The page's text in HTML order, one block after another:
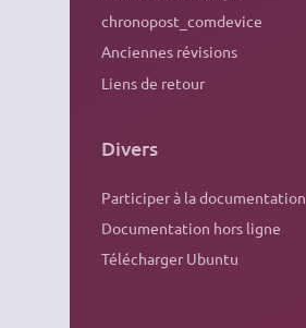
chronopost_comdevice
Anciennes révisions
Liens de retour
Divers
Participer à la documentation
Documentation hors ligne
Télécharger Ubuntu